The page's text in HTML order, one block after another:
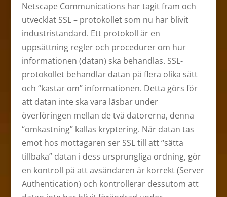
Netscape Communications har tagit fram och
utvecklat SSL – protokollet som nu har blivit
industristandard. Ett protokoll är en
uppsättning regler och procedurer om hur
informationen (datan) ska behandlas. SSL-
protokollet behandlar datan på flera olika sätt
och “kastar om” informationen. Detta görs för
att datan inte ska vara läsbar under
överföringen mellan de två datorerna, denna
“omkastning” kallas kryptering. När datan tas
emot hos mottagaren ser SSL till att “sätta
tillbaka” datan i dess ursprungliga ordning, gör
en kontroll på att avsändaren är korrekt (Server
Authentication) och kontrollerar dessutom att